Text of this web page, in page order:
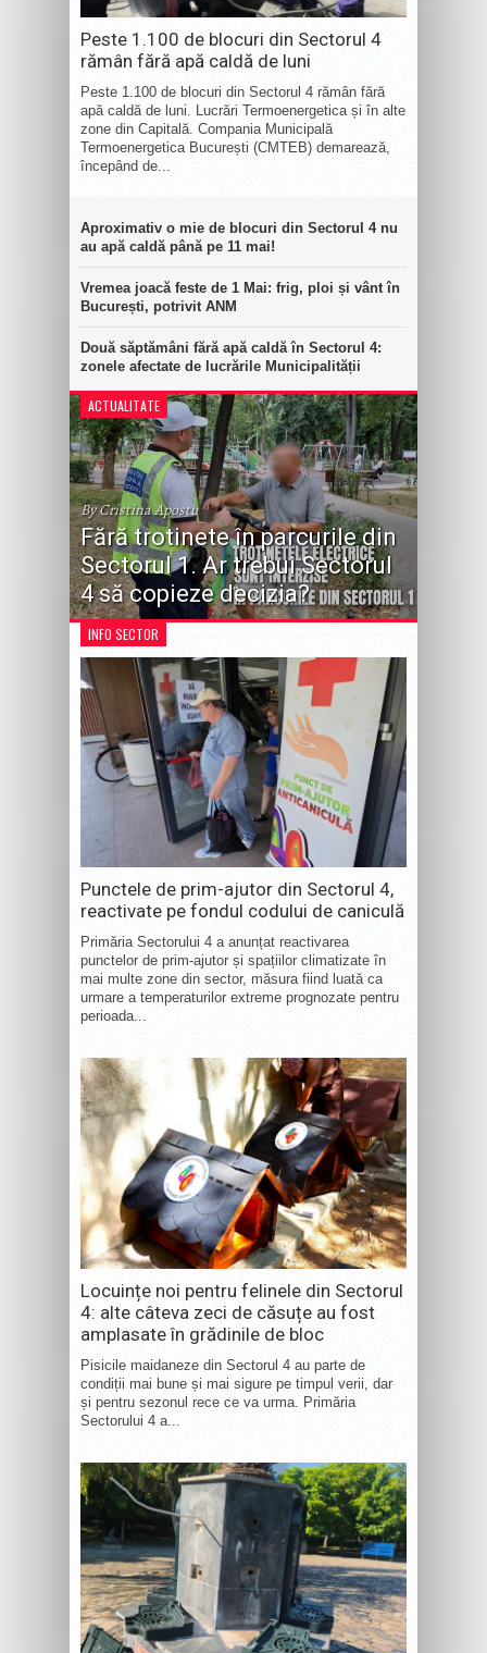
Peste 1.100 de blocuri din Sectorul 4
rămân fără apă caldă de luni
Peste 1.100 de blocuri din Sectorul 4 rămân fără
apă caldă de luni. Lucrări Termoenergetica și în alte
zone din Capitală. Compania Municipală
Termoenergetica București (CMTEB) demarează,
începând de...
Aproximativ o mie de blocuri din Sectorul 4 nu
au apă caldă până pe 11 mai!
Vremea joacă feste de 1 Mai: frig, ploi și vânt în
București, potrivit ANM
Două săptămâni fără apă caldă în Sectorul 4:
zonele afectate de lucrările Municipalității
ACTUALITATE
By Cristina Apostu
Fără trotinete în parcurile din
Sectorul 1. Ar trebui Sectorul
4 să copieze decizia?
INFO SECTOR
Punctele de prim-ajutor din Sectorul 4,
reactivate pe fondul codului de caniculă
Primăria Sectorului 4 a anunțat reactivarea
punctelor de prim-ajutor și spațiilor climatizate în
mai multe zone din sector, măsura fiind luată ca
urmare a temperaturilor extreme prognozate pentru
perioada...
Locuințe noi pentru felinele din Sectorul
4: alte câteva zeci de căsuțe au fost
amplasate în grădinile de bloc
Pisicile maidaneze din Sectorul 4 au parte de
condiții mai bune și mai sigure pe timpul verii, dar
și pentru sezonul rece ce va urma. Primăria
Sectorului 4 a...